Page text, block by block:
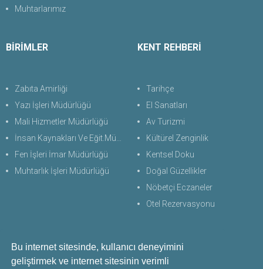
Bu internet sitesinde, kullanıcı deneyimini
geliştirmek ve internet sitesinin verimli
Muhtarlarımız
BİRİMLER
Zabıta Amirliği
Yazı İşleri Müdürlüğü
Mali Hizmetler Müdürlüğü
İnsan Kaynakları Ve Eğit.Müdürlüğü
Fen İşleri İmar Müdürlüğü
Muhtarlık İşleri Müdürlüğü
KENT REHBERİ
Tarihçe
El Sanatları
Av Turizmi
Kültürel Zenginlik
Kentsel Doku
Doğal Güzellikler
Nöbetçi Eczaneler
Otel Rezervasyonu
Bize Ulaşın